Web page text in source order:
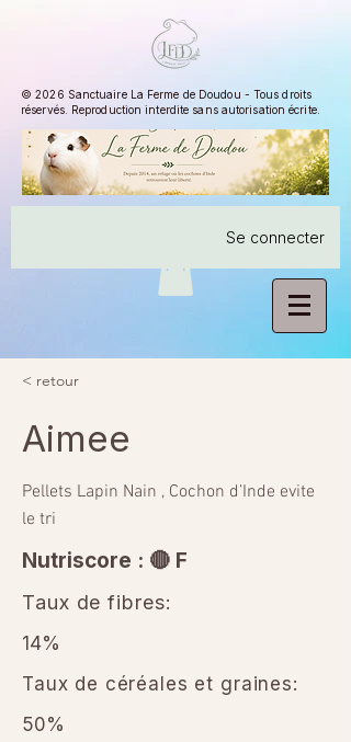
© 2026 Sanctuaire La Ferme de Doudou - Tous droits
réservés. Reproduction interdite sans autorisation écrite.
Se connecter
< retour
Aimee
Pellets Lapin Nain , Cochon d’Inde evite
le tri
Nutriscore : 🔴 F
Taux de fibres:
14%
Taux de céréales et graines:
50%